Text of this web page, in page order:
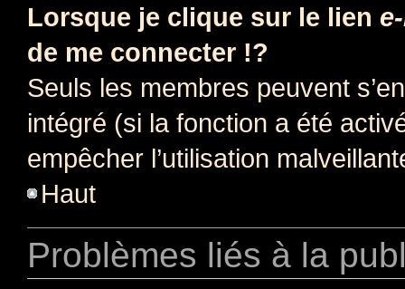
Lorsque je clique sur le lien
de me connecter !?
Seuls les membres peuvent
intégré (si la fonction a été
empêcher l’utilisation
Haut
Problèmes liés à la